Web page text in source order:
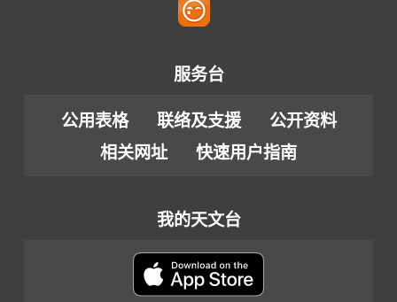
服务台
公用表格 联络及支援
公开资料
相关网址
快速用户指南
我的天文台